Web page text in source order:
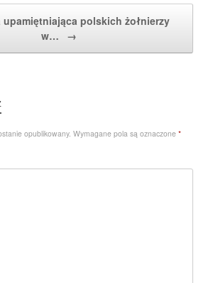
upamiętniająca polskich żołnierzy
w…
→
opublikowany. Wymagane pola są oznaczone *